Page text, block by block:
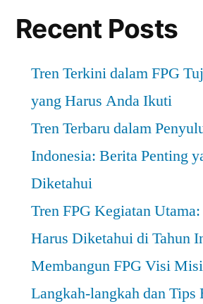
Recent Posts
Tren Terkini dalam FPG
yang Harus Anda Ikuti
Tren Terbaru dalam
Indonesia: Berita Penting
Diketahui
Tren FPG Kegiatan
Harus Diketahui di Tahun
Membangun FPG Visi
Langkah-langkah dan Tips